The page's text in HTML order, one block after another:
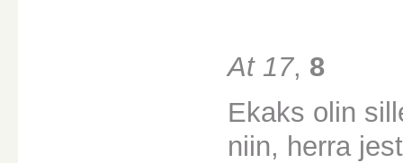
At 17, 8
Ekaks olin
niin, herra